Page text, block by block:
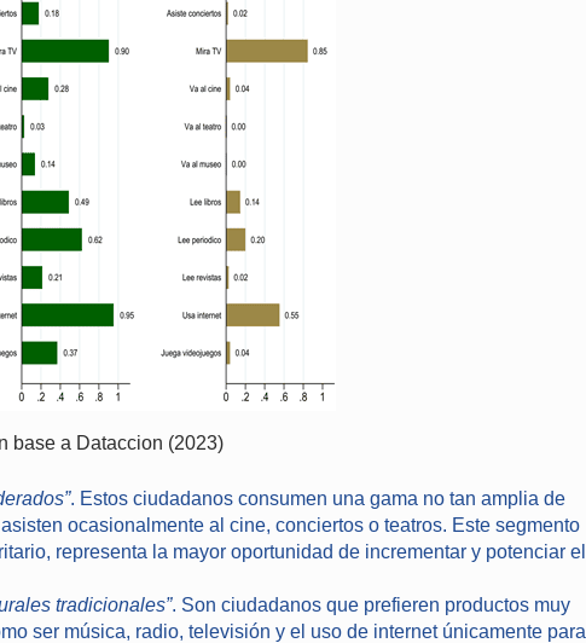
base a Dataccion (2023)
. Estos ciudadanos consumen una gama no tan amplia de
ocasionalmente al cine, conciertos o teatros. Este segmento
representa la mayor oportunidad de incrementar y potenciar el
tradicionales”. Son ciudadanos que prefieren productos muy
ser música, radio, televisión y el uso de internet únicamente para